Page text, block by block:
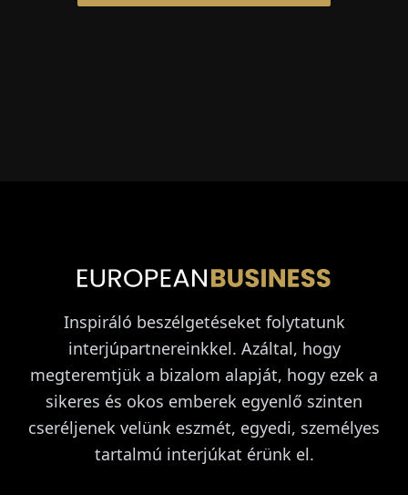
Inspiráló beszélgetéseket folytatunk
interjúpartnereinkkel. Azáltal, hogy
megteremtjük a bizalom alapját, hogy ezek a
sikeres és okos emberek egyenlő szinten
cseréljenek velünk eszmét, egyedi, személyes
tartalmú interjúkat érünk el.